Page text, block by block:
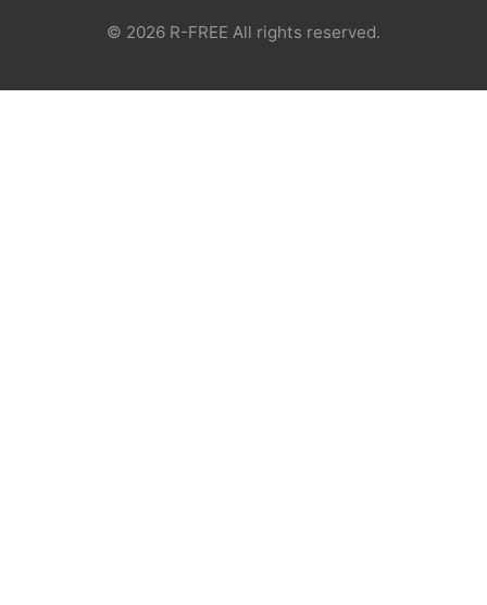
© 2026 R-FREE All rights reserved.